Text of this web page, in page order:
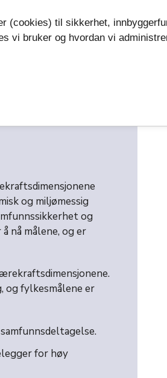
som skal
Den mest omfattende
planprosessene.
inn i det digitale
over kommende
og miljømessig
og
nå målene, og er
og fylkesmålene er
for høy
(cookies) til sikkerhet,
vi bruker og hvordan vi